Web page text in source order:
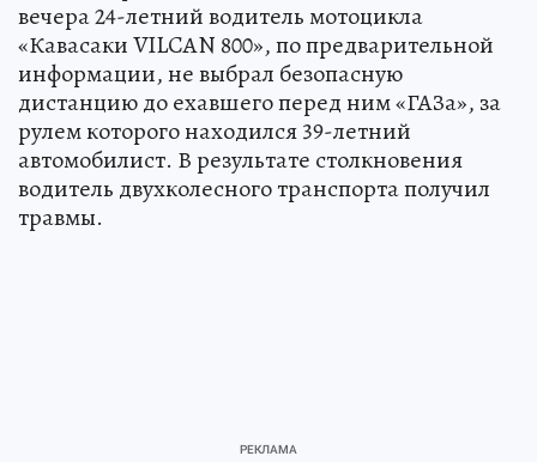
вечера 24-летний водитель мотоцикла
«Кавасаки VILCAN 800», по предварительной
информации, не выбрал безопасную
дистанцию до ехавшего перед ним «ГАЗа», за
рулем которого находился 39-летний
автомобилист. В результате столкновения
водитель двухколесного транспорта получил
травмы.